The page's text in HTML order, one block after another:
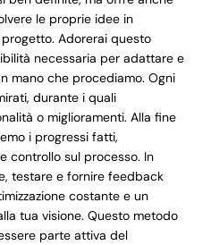
le proprie idee in
Adorerai questo
necessaria per adattare e
mano che procediamo. Ogni
durante i quali
o miglioramenti. Alla fine
i progressi fatti,
controllo sul processo. In
testare e fornire feedback
costante e un
tua visione. Questo metodo
parte attiva del